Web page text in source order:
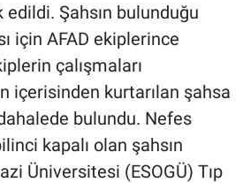
Şahsın bulunduğu
için AFAD ekiplerince
çalışmaları
içerisinden kurtarılan şahsa
bulundu. Nefes
kapalı olan şahsın
Üniversitesi (ESOGÜ) Tıp